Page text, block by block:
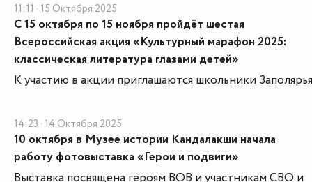
11:11 · 15 Октября 2025
С 15 октября по 15 ноября пройдёт шестая
Всероссийская акция «Культурный марафон 2025:
классическая литература глазами детей»
К участию в акции приглашаются школьники
14:23 · 14 Октября 2025
10 октября в Музее истории Кандалакши начала
работу фотовыставка «Герои и подвиги»
Выставка посвящена героям ВОВ и участникам СВО и